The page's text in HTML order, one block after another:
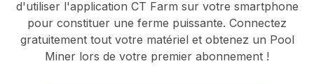
d'utiliser l'application CT Farm sur votre smartphone
pour constituer une ferme puissante. Connectez
gratuitement tout votre matériel et obtenez un Pool
Miner lors de votre premier abonnement !